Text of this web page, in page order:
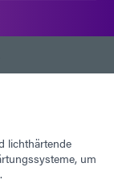
lichthärtende
um